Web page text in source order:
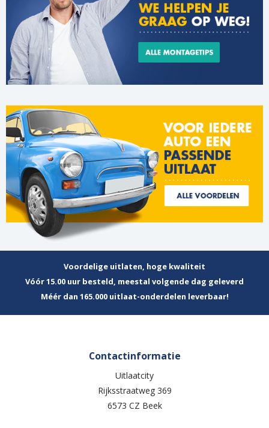
Voordelige uitlaten, hoge kwaliteit
Vóór 15.00 uur besteld, meestal volgende dag geleverd
Méér dan 165.000 uitlaat-onderdelen leverbaar!
Contactinformatie
Uitlaatcity
Rijksstraatweg 369
6573 CZ Beek